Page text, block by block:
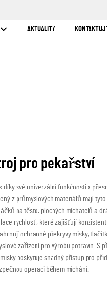
AKTUALITY
pro pekařství
své univerzální funkčnosti a
z průmyslových materiálů mají
na těsto, plochých míchatelů a
rychlosti, které zajišťují
ochranné překryvy misky,
zařízení pro výrobu potravin. S
poskytuje snadný přístup pro
operaci během míchání.